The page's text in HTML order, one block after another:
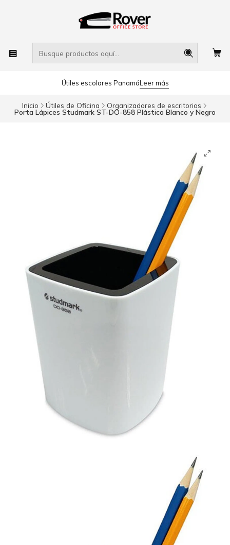
Útiles escolares PanamáLeer más
Inicio Útiles de Oficina Organizadores de escritorios
Porta Lápices Studmark ST-DO-858 Plástico Blanco y Negro